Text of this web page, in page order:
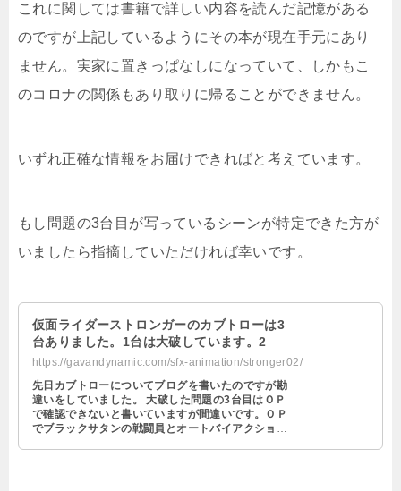
これに関しては書籍で詳しい内容を読んだ記憶がある
のですが上記しているようにその本が現在手元にあり
ません。実家に置きっぱなしになっていて、しかもこ
のコロナの関係もあり取りに帰ることができません。
いずれ正確な情報をお届けできればと考えています。
もし問題の3台目が写っているシーンが特定できた方が
いましたら指摘していただければ幸いです。
仮面ライダーストロンガーのカブトローは3
台ありました。1台は大破しています。2
https://gavandynamic.com/sfx-animation/stronger02/
先日カブトローについてブログを書いたのですが勘
違いをしていました。 大破した問題の3台目はＯＰ
で確認できないと書いていますが間違いです。ＯＰ
でブラックサタンの戦闘員とオートバイアクション